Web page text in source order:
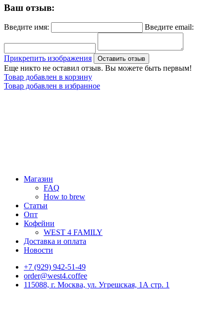
Ваш отзыв:
Введите имя: Введите email:
Прикрепить изображения Оставить отзыв
Еще никто не оставил отзыв. Вы можете быть первым!
Товар добавлен в корзину
Товар добавлен в избранное
Магазин
FAQ
How to brew
Статьи
Опт
Кофейни
WEST 4 FAMILY
Доставка и оплата
Новости
+7 (929) 942-51-49
order@west4.coffee
115088, г. Москва, ул. Угрешская, 1А стр. 1